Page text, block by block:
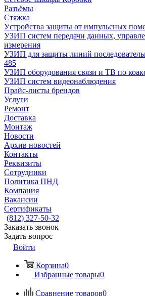
Разъёмы
Стяжка
Уcтройства защиты от импульсных
УЗИП систем передачи данных,
измерения
УЗИП для защиты линий
485
УЗИП оборудования связи и ТВ по
УЗИП систем видеонаблюдения
Прайс-листы брендов
Услуги
Ремонт
Доставка
Монтаж
Новости
Архив новостей
Контакты
Реквизиты
Сотрудники
Политика ПНД
Компания
Вакансии
Сертификаты
(812) 327-50-32
Заказать звонок
Задать вопрос
Войти
Корзина0
Избранные товары0
Сравнение товаров0